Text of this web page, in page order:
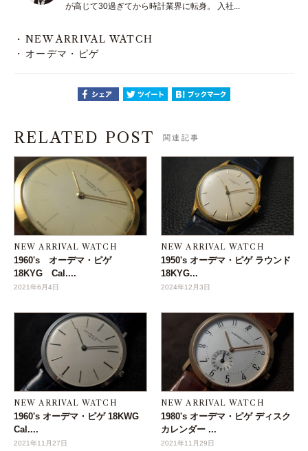
が高じて30過ぎてから時計業界に転身。 入社...
NEW ARRIVAL WATCH
オーデマ・ピゲ
RELATED POST 関連記事
NEW ARRIVAL WATCH
1960's オーデマ・ピゲ
18KYG Cal....
2021年6月4日
NEW ARRIVAL WATCH
1950's オーデマ・ピゲ ラウンド
18KYG...
2024年12月3日
NEW ARRIVAL WATCH
1960's オーデマ・ピゲ 18KWG
Cal....
2021年11月27日
NEW ARRIVAL WATCH
1980's オーデマ・ピゲ ディスク
カレンダー ...
2021年11月29日